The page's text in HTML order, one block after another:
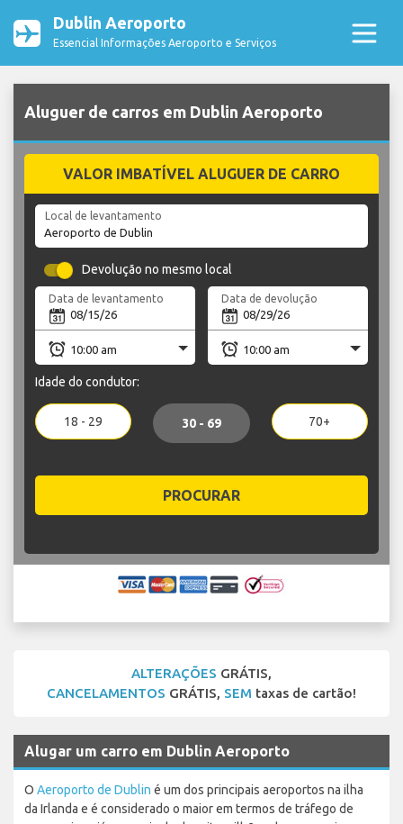
Dublin Aeroporto
Essencial Informações Aeroporto e Serviços
Aluguer de carros em Dublin Aeroporto
VALOR IMBATÍVEL ALUGUER DE CARRO
Local de levantamento
Devolução no mesmo local
Data de levantamento Data de devolução
Idade do condutor:
18 - 29 30 - 69 70+
PROCURAR
ALTERAÇÕES GRÁTIS,
CANCELAMENTOS GRÁTIS, SEM taxas de cartão!
Alugar um carro em Dublin Aeroporto
O Aeroporto de Dublin é um dos principais aeroportos na ilha
da Irlanda e é considerado o maior em termos de tráfego de